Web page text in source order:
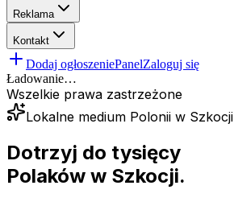
Reklama
Kontakt
Dodaj ogłoszeniePanelZaloguj się
Ładowanie…
Wszelkie prawa zastrzeżone
Lokalne medium Polonii w Szkocji
Dotrzyj do tysięcy
Polaków w Szkocji.